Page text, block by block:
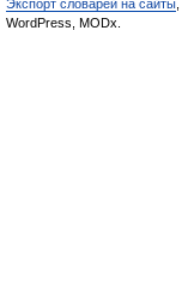
Экспорт словарей на сайты
WordPress, MODx.